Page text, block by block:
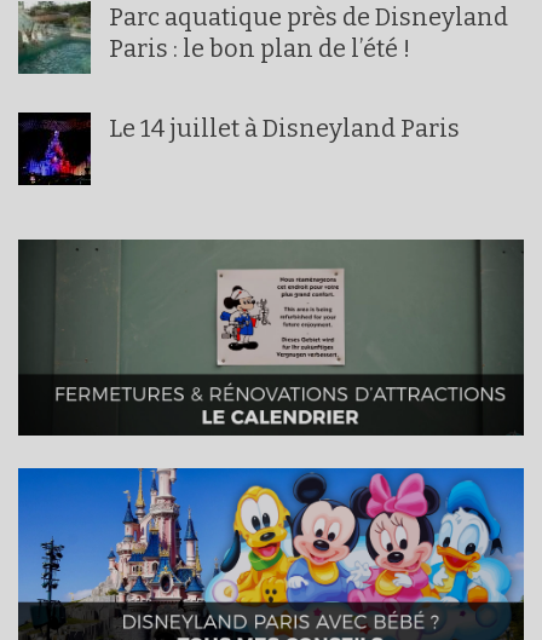
Parc aquatique près de Disneyland
Paris : le bon plan de l’été !
Le 14 juillet à Disneyland Paris